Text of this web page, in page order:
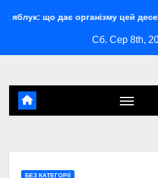
організму цей десерт
Сб. Сер 8th,
БЕЗ КАТЕГОРІЇ